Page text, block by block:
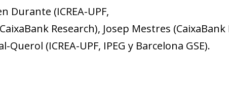
Durante (ICREA-UPF,
Research), Josep Mestres
Querol (ICREA-UPF, IPEG y Barcelona GSE).